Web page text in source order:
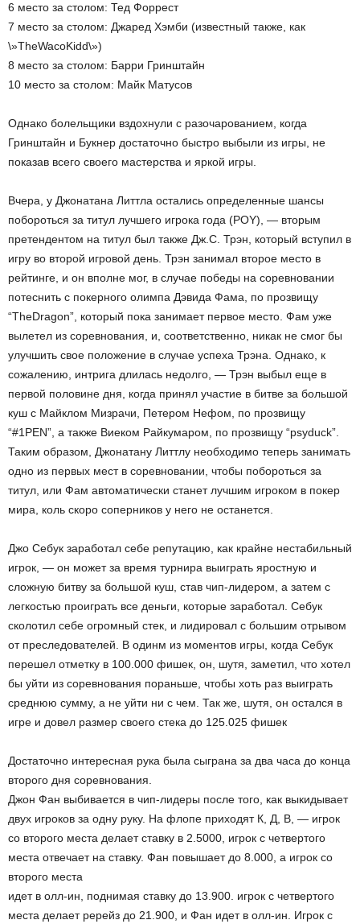
6 место за столом: Тед Форрест
7 место за столом: Джаред Хэмби (известный также, как
\»TheWacoKidd\»)
8 место за столом: Барри Гринштайн
10 место за столом: Майк Матусов
Однако болельщики вздохнули с разочарованием, когда
Гринштайн и Букнер достаточно быстро выбыли из игры, не
показав всего своего мастерства и яркой игры.
Вчера, у Джонатана Литтла остались определенные шансы
побороться за титул лучшего игрока года (POY), — вторым
претендентом на титул был также Дж.С. Трэн, который вступил в
игру во второй игровой день. Трэн занимал второе место в
рейтинге, и он вполне мог, в случае победы на соревновании
потеснить с покерного олимпа Дэвида Фама, по прозвищу
“TheDragon”, который пока занимает первое место. Фам уже
вылетел из соревнования, и, соответственно, никак не смог бы
улучшить свое положение в случае успеха Трэна. Однако, к
сожалению, интрига длилась недолго, — Трэн выбыл еще в
первой половине дня, когда принял участие в битве за большой
куш с Майклом Мизрачи, Петером Нефом, по прозвищу
“#1PEN”, а также Виеком Райкумаром, по прозвищу “psyduck”.
Таким образом, Джонатану Литтлу необходимо теперь занимать
одно из первых мест в соревновании, чтобы побороться за
титул, или Фам автоматически станет лучшим игроком в покер
мира, коль скоро соперников у него не останется.
Джо Себук заработал себе репутацию, как крайне нестабильный
игрок, — он может за время турнира выиграть яростную и
сложную битву за большой куш, став чип-лидером, а затем с
легкостью проиграть все деньги, которые заработал. Себук
сколотил себе огромный стек, и лидировал с большим отрывом
от преследователей. В одинм из моментов игры, когда Себук
перешел отметку в 100.000 фишек, он, шутя, заметил, что хотел
бы уйти из соревнования пораньше, чтобы хоть раз выиграть
среднюю сумму, а не уйти ни с чем. Так же, шутя, он остался в
игре и довел размер своего стека до 125.025 фишек
Достаточно интересная рука была сыграна за два часа до конца
второго дня соревнования.
Джон Фан выбивается в чип-лидеры после того, как выкидывает
двух игроков за одну руку. На флопе приходят К, Д, В, — игрок
со второго места делает ставку в 2.5000, игрок с четвертого
места отвечает на ставку. Фан повышает до 8.000, а игрок со
второго места
идет в олл-ин, поднимая ставку до 13.900. игрок с четвертого
места делает ререйз до 21.900, и Фан идет в олл-ин. Игрок с